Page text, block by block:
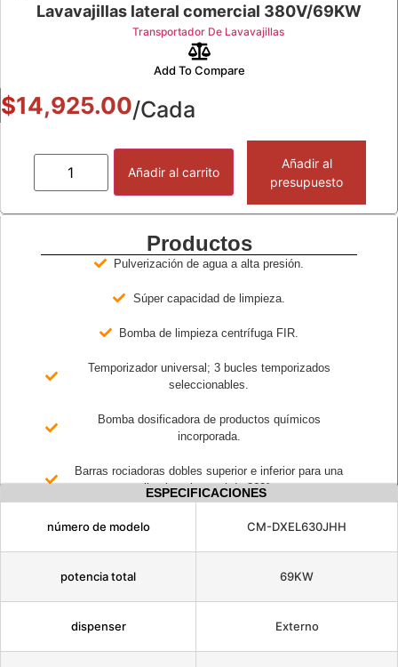
Lavavajillas lateral comercial 380V/69KW
Transportador De Lavavajillas
Add To Compare
$14,925.00/Cada
Añadir al carrito
Añadir al
presupuesto
Productos
Pulverización de agua a alta presión.
Súper capacidad de limpieza.
Bomba de limpieza centrífuga FIR.
Temporizador universal; 3 bucles temporizados
seleccionables.
Bomba dosificadora de productos químicos
incorporada.
Barras rociadoras dobles superior e inferior para una
limpieza integral de 360°.
ESPECIFICACIONES
número de modelo CM-DXEL630JHH
potencia total 69KW
dispenser Externo